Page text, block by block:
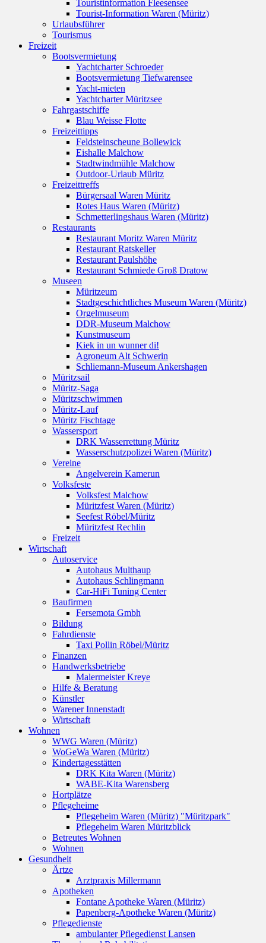
Touristinformation Fleesensee
Tourist-Information Waren (Müritz)
Urlaubsführer
Tourismus
Freizeit
Bootsvermietung
Yachtcharter Schroeder
Bootsvermietung Tiefwarensee
Yacht-mieten
Yachtcharter Müritzsee
Fahrgastschiffe
Blau Weisse Flotte
Freizeittipps
Feldsteinscheune Bollewick
Eishalle Malchow
Stadtwindmühle Malchow
Outdoor-Urlaub Müritz
Freizeittreffs
Bürgersaal Waren Müritz
Rotes Haus Waren (Müritz)
Schmetterlingshaus Waren (Müritz)
Restaurants
Restaurant Moritz Waren Müritz
Restaurant Ratskeller
Restaurant Paulshöhe
Restaurant Schmiede Groß Dratow
Museen
Müritzeum
Stadtgeschichtliches Museum Waren (Müritz)
Orgelmuseum
DDR-Museum Malchow
Kunstmuseum
Kiek in un wunner di!
Agroneum Alt Schwerin
Schliemann-Museum Ankershagen
Müritzsail
Müritz-Saga
Müritzschwimmen
Müritz-Lauf
Müritz Fischtage
Wassersport
DRK Wasserrettung Müritz
Wasserschutzpolizei Waren (Müritz)
Vereine
Angelverein Kamerun
Volksfeste
Volksfest Malchow
Müritzfest Waren (Müritz)
Seefest Röbel/Müritz
Müritzfest Rechlin
Freizeit
Wirtschaft
Autoservice
Autohaus Multhaup
Autohaus Schlingmann
Car-HiFi Tuning Center
Baufirmen
Fersemota Gmbh
Bildung
Fahrdienste
Taxi Pollin Röbel/Müritz
Finanzen
Handwerksbetriebe
Malermeister Kreye
Hilfe & Beratung
Künstler
Warener Innenstadt
Wirtschaft
Wohnen
WWG Waren (Müritz)
WoGeWa Waren (Müritz)
Kindertagesstätten
DRK Kita Waren (Müritz)
WABE-Kita Warensberg
Hortplätze
Pflegeheime
Pflegeheim Waren (Müritz) "Müritzpark"
Pflegeheim Waren Müritzblick
Betreutes Wohnen
Wohnen
Gesundheit
Ärtze
Arztpraxis Millermann
Apotheken
Fontane Apotheke Waren (Müritz)
Papenberg-Apotheke Waren (Müritz)
Pflegedienste
ambulanter Pflegedienst Lansen